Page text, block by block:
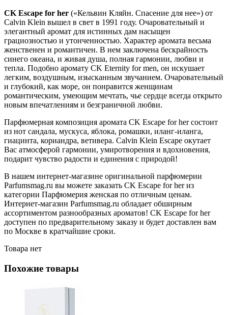
CK Escape for her («Кельвин Кляйн. Спасение для нее») от
Calvin Klein вышел в свет в 1991 году. Очаровательный и
элегантный аромат для истинных дам насыщен
грациозностью и утонченностью. Характер аромата весьма
женственен и романтичен. В нем заключена бескрайность
синего океана, и живая душа, полная гармонии, любви и
тепла. Подобно аромату CK Eternity for men, он искушает
легким, воздушным, изысканным звучанием. Очаровательный
и глубокий, как море, он понравится женщинам
романтическим, умеющим мечтать, чье сердце всегда открыто
новым впечатлениям и безграничной любви.
Парфюмерная композиция аромата CK Escape for her состоит
из нот сандала, мускуса, яблока, ромашки, иланг-иланга,
гиацинта, кориандра, ветивера. Calvin Klein Escape окутает
Вас атмосферой гармонии, умиротворения и вдохновения,
подарит чувство радости и единения с природой!
В нашем интернет-магазине оригинальной парфюмерии
Parfumsmag.ru вы можете заказать CK Escape for her из
категории Парфюмерия женская по отличным ценам.
Интернет-магазин Parfumsmag.ru обладает обширным
ассортиментом разнообразных ароматов! CK Escape for her
доступен по предварительному заказу и будет доставлен вам
по Москве в кратчайшие сроки.
Товара нет
Похожие товары